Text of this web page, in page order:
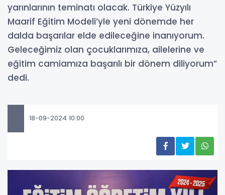
yarınlarının teminatı olacak. Türkiye Yüzyılı
Maarif Eğitim Modeli’yle yeni dönemde her
dalda başarılar elde edileceğine inanıyorum.
Geleceğimiz olan çocuklarımıza, ailelerine ve
eğitim camiamıza başarılı bir dönem diliyorum”
dedi.
18-09-2024 10:00